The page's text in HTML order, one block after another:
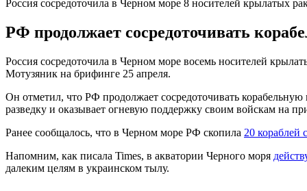
Россия сосредоточила в Черном море 8 носителей крылатых
РФ продолжает сосредоточивать
Россия сосредоточила в Черном море восемь носителей
Мотузяник на брифинге 25 апреля.
Он отметил, что РФ продолжает сосредоточивать
разведку и оказывает огневую поддержку своим войскам на
Ранее сообщалось, что в Черном море РФ скопила 20 кораблей
Напомним, как писала Times, в акватории Черного моря
далеким целям в украинском тылу.